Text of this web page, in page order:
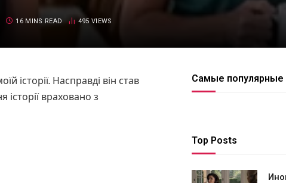
16 MINS READ 495 VIEWS
історії. Насправді він став
історії враховано з
Самые популярные
Top Posts